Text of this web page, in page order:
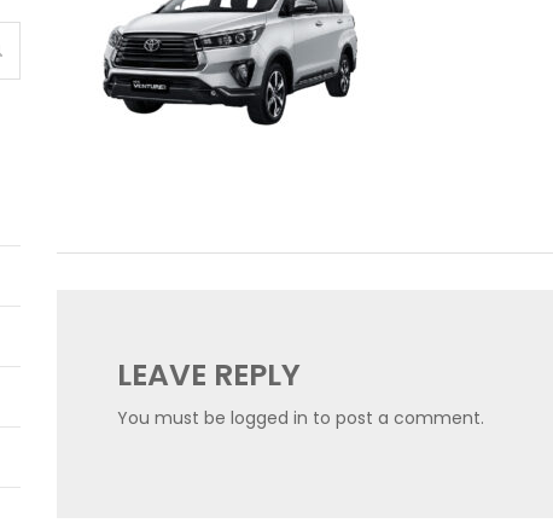
LEAVE REPLY
You must belogged in to post a comment.